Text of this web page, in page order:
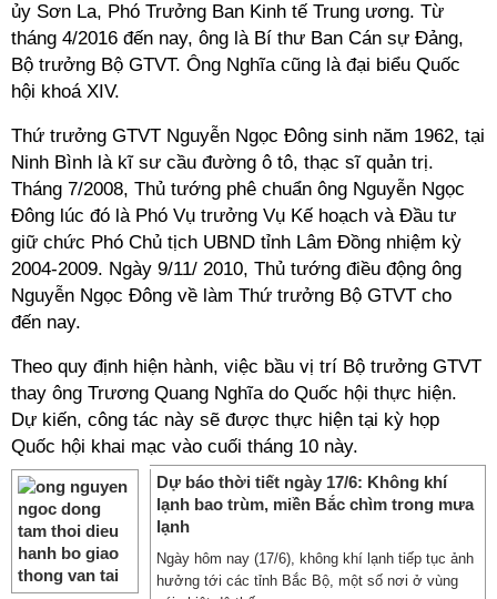
ủy Sơn La, Phó Trưởng Ban Kinh tế Trung ương. Từ
tháng 4/2016 đến nay, ông là Bí thư Ban Cán sự Đảng,
Bộ trưởng Bộ GTVT. Ông Nghĩa cũng là đại biểu Quốc
hội khoá XIV.
Thứ trưởng GTVT Nguyễn Ngọc Đông sinh năm 1962, tại
Ninh Bình là kĩ sư cầu đường ô tô, thạc sĩ quản trị.
Tháng 7/2008, Thủ tướng phê chuẩn ông Nguyễn Ngọc
Đông lúc đó là Phó Vụ trưởng Vụ Kế hoạch và Đầu tư
giữ chức Phó Chủ tịch UBND tỉnh Lâm Đồng nhiệm kỳ
2004-2009. Ngày 9/11/ 2010, Thủ tướng điều động ông
Nguyễn Ngọc Đông về làm Thứ trưởng Bộ GTVT cho
đến nay.
Theo quy định hiện hành, việc bầu vị trí Bộ trưởng GTVT
thay ông Trương Quang Nghĩa do Quốc hội thực hiện.
Dự kiến, công tác này sẽ được thực hiện tại kỳ họp
Quốc hội khai mạc vào cuối tháng 10 này.
Dự báo thời tiết ngày 17/6: Không khí
lạnh bao trùm, miền Bắc chìm trong mưa
lạnh
Ngày hôm nay (17/6), không khí lạnh tiếp tục ảnh
hưởng tới các tỉnh Bắc Bộ, một số nơi ở vùng